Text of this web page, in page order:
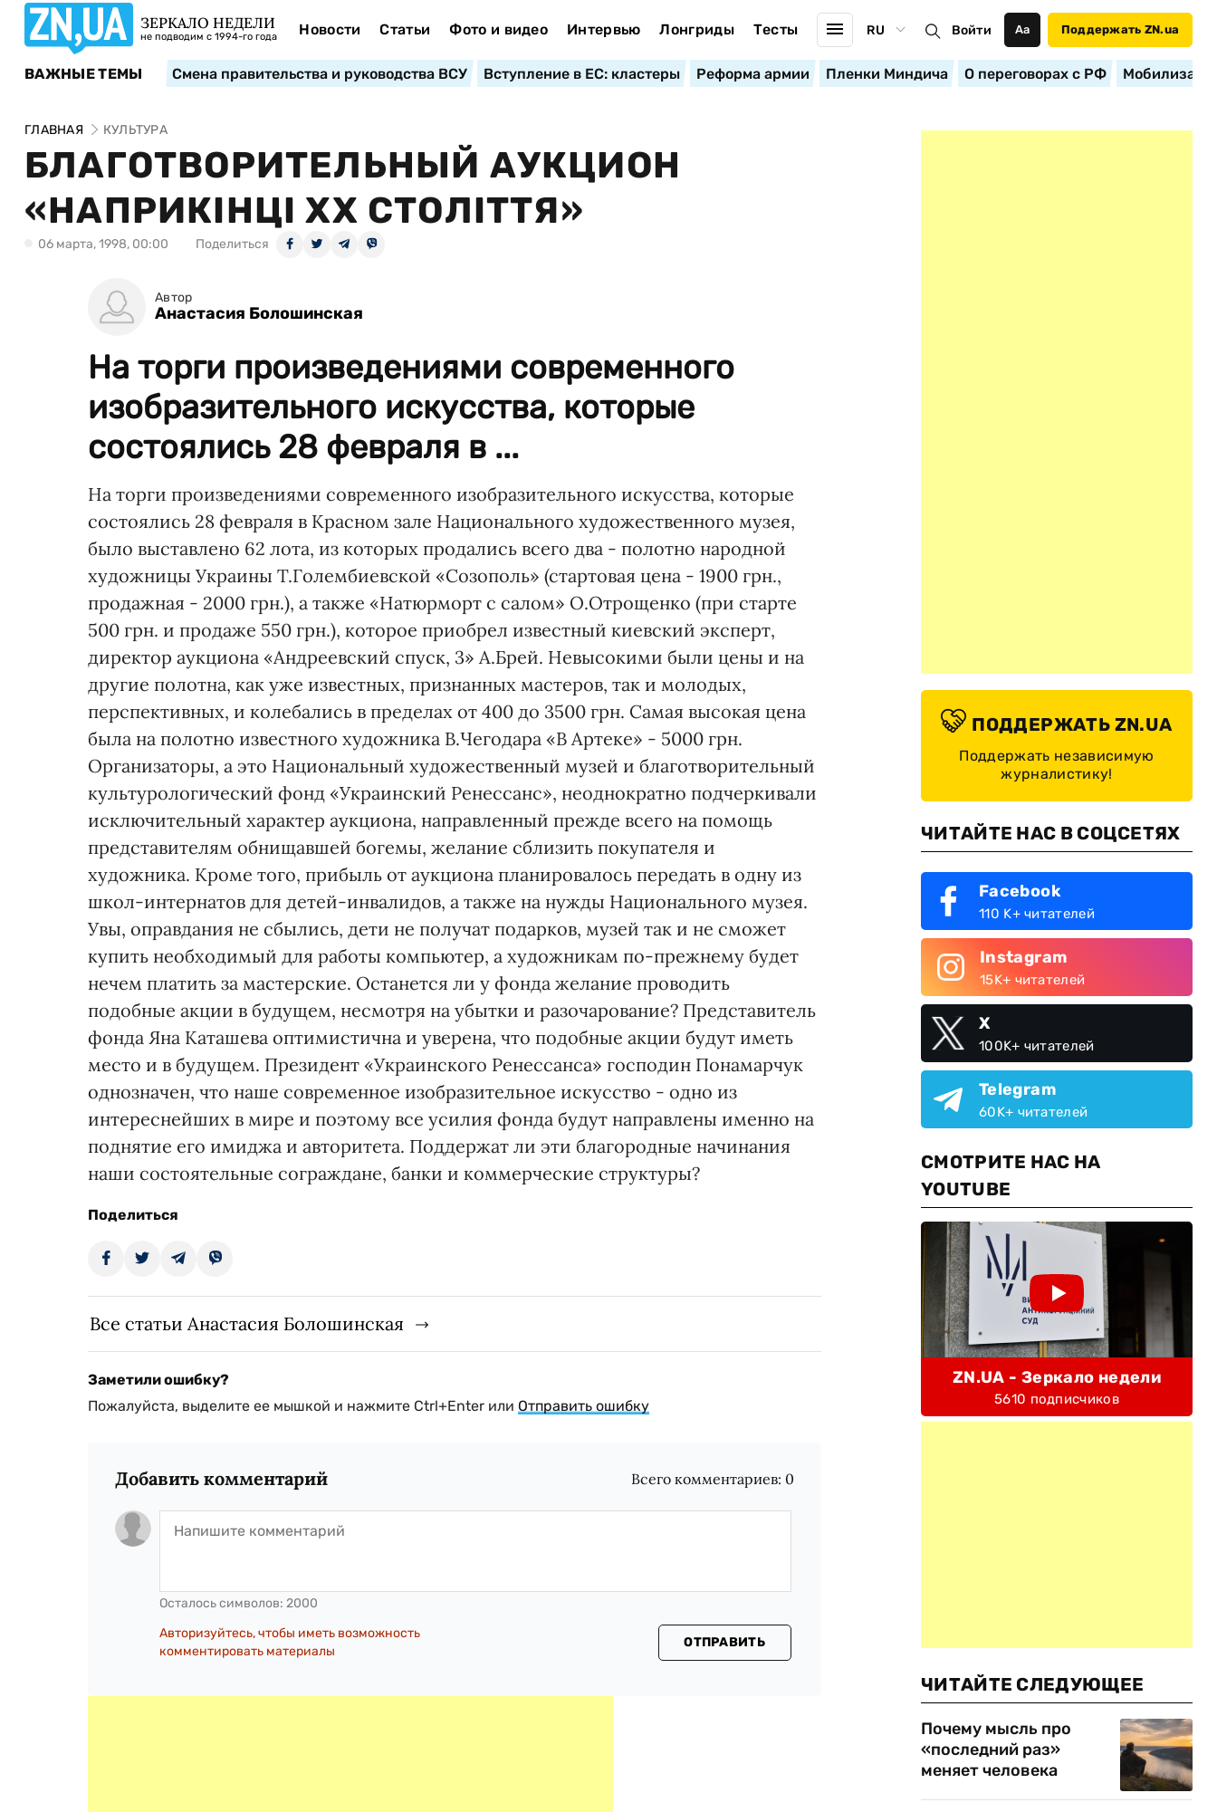
ЗЕРКАЛО НЕДЕЛИ
не подводим с 1994-го года Новости Статьи Фото и видео Интервью Лонгриды Тесты RU Войти Аа Поддержать ZN.ua
ВАЖНЫЕ ТЕМЫ Смена правительства и руководства ВСУ Вступление в ЕС: кластеры Реформа армии Пленки Миндича О переговорах с РФ
ГЛАВНАЯ КУЛЬТУРА
БЛАГОТВОРИТЕЛЬНЫЙ АУКЦИОН
«НАПРИКІНЦІ ХХ СТОЛІТТЯ»
06 марта, 1998, 00:00 Поделиться
Автор
Анастасия Болошинская
На торги произведениями современного
изобразительного искусства, которые
состоялись 28 февраля в ...
На торги произведениями современного изобразительного искусства, которые
состоялись 28 февраля в Красном зале Национального художественного музея,
было выставлено 62 лота, из которых продались всего два - полотно народной
художницы Украины Т.Голембиевской «Созополь» (стартовая цена - 1900 грн.,
продажная - 2000 грн.), а также «Натюрморт с салом» О.Отрощенко (при старте
500 грн. и продаже 550 грн.), которое приобрел известный киевский эксперт,
директор аукциона «Андреевский спуск, 3» А.Брей. Невысокими были цены и на
другие полотна, как уже известных, признанных мастеров, так и молодых,
перспективных, и колебались в пределах от 400 до 3500 грн. Самая высокая цена
была на полотно известного художника В.Чегодара «В Артеке» - 5000 грн.
Организаторы, а это Национальный художественный музей и благотворительный
культурологический фонд «Украинский Ренессанс», неоднократно подчеркивали
исключительный характер аукциона, направленный прежде всего на помощь
представителям обнищавшей богемы, желание сблизить покупателя и
художника. Кроме того, прибыль от аукциона планировалось передать в одну из
школ-интернатов для детей-инвалидов, а также на нужды Национального музея.
Увы, оправдания не сбылись, дети не получат подарков, музей так и не сможет
купить необходимый для работы компьютер, а художникам по-прежнему будет
нечем платить за мастерские. Останется ли у фонда желание проводить
подобные акции в будущем, несмотря на убытки и разочарование? Представитель
фонда Яна Каташева оптимистична и уверена, что подобные акции будут иметь
место и в будущем. Президент «Украинского Ренессанса» господин Понамарчук
однозначен, что наше современное изобразительное искусство - одно из
интереснейших в мире и поэтому все усилия фонда будут направлены именно на
поднятие его имиджа и авторитета. Поддержат ли эти благородные начинания
наши состоятельные сограждане, банки и коммерческие структуры?
Поделиться
Все статьи Анастасия Болошинская
Заметили ошибку?
Пожалуйста, выделите ее мышкой и нажмите Ctrl+Enter или Отправить ошибку
Добавить комментарий Всего комментариев: 0
Осталось символов: 2000
Авторизуйтесь, чтобы иметь возможность
комментировать материалы
ОТПРАВИТЬ
ПОДДЕРЖАТЬ ZN.UA
Поддержать независимую
журналистику!
ЧИТАЙТЕ НАС В СОЦСЕТЯХ
Facebook
110 K+ читателей
Instagram
15K+ читателей
X
100K+ читателей
Telegram
60K+ читателей
СМОТРИТЕ НАС НА
YOUTUBE
ZN.UA - Зеркало недели
5610 подписчиков
ЧИТАЙТЕ СЛЕДУЮЩЕЕ
Почему мысль про
«последний раз»
меняет человека